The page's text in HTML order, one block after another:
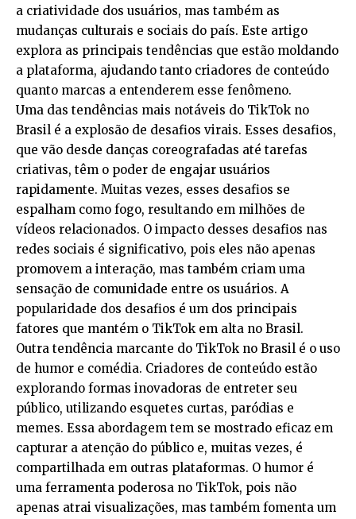
a criatividade dos usuários, mas também as
mudanças culturais e sociais do país. Este artigo
explora as principais tendências que estão moldando
a plataforma, ajudando tanto criadores de conteúdo
quanto marcas a entenderem esse fenômeno.
Uma das tendências mais notáveis do TikTok no
Brasil é a explosão de desafios virais. Esses desafios,
que vão desde danças coreografadas até tarefas
criativas, têm o poder de engajar usuários
rapidamente. Muitas vezes, esses desafios se
espalham como fogo, resultando em milhões de
vídeos relacionados. O impacto desses desafios nas
redes sociais é significativo, pois eles não apenas
promovem a interação, mas também criam uma
sensação de comunidade entre os usuários. A
popularidade dos desafios é um dos principais
fatores que mantém o TikTok em alta no Brasil.
Outra tendência marcante do TikTok no Brasil é o uso
de humor e comédia. Criadores de conteúdo estão
explorando formas inovadoras de entreter seu
público, utilizando esquetes curtas, paródias e
memes. Essa abordagem tem se mostrado eficaz em
capturar a atenção do público e, muitas vezes, é
compartilhada em outras plataformas. O humor é
uma ferramenta poderosa no TikTok, pois não
apenas atrai visualizações, mas também fomenta um